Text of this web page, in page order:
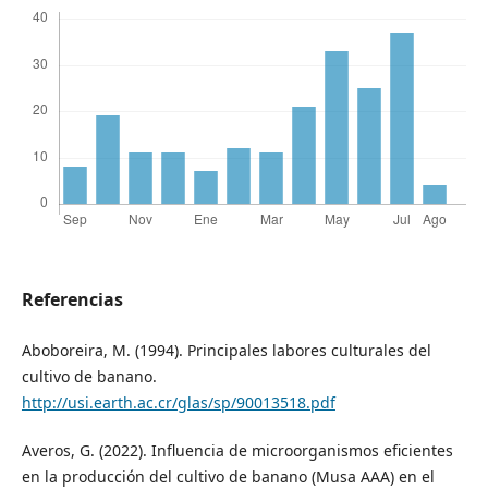
Referencias
Aboboreira, M. (1994). Principales labores culturales del
cultivo de banano.
http://usi.earth.ac.cr/glas/sp/90013518.pdf
Averos, G. (2022). Influencia de microorganismos eficientes
en la producción del cultivo de banano (Musa AAA) en el